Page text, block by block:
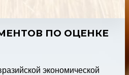
ПО ОЦЕНКЕ
экономической